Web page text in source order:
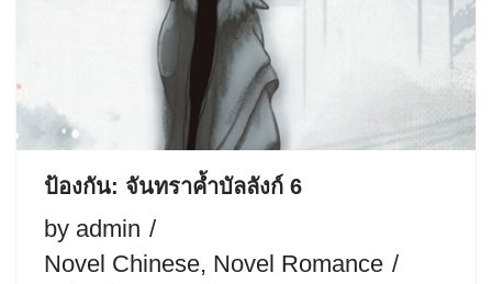
ป้องกัน: จันทราค้ำบัลลังก์ 6
by admin
Novel Chinese, Novel Romance